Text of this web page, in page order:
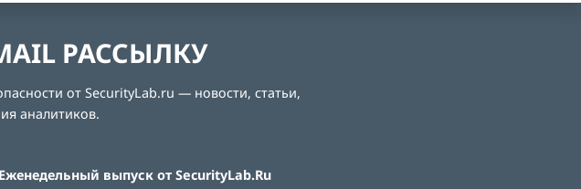
РАССЫЛКУ
от SecurityLab.ru — новости, статьи,
аналитиков.
Еженедельный выпуск от SecurityLab.Ru